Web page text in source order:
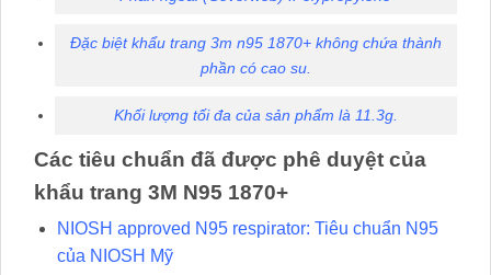
Đặc biệt khẩu trang 3m n95 1870+ không chứa thành
phần có cao su.
Khối lượng tối đa của sản phẩm là 11.3g.
Các tiêu chuẩn đã được phê duyệt của
khẩu trang 3M N95 1870+
NIOSH approved N95 respirator: Tiêu chuẩn N95
của NIOSH Mỹ